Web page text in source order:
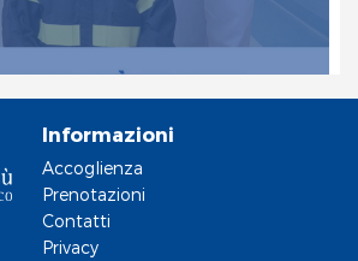
Informazioni
Accoglienza
Prenotazioni
Contatti
Privacy